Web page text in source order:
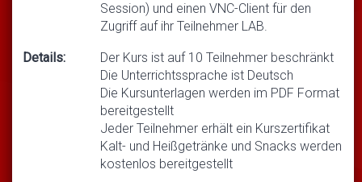
Session) und einen VNC-Client für den
Zugriff auf ihr Teilnehmer LAB.
Details:
Der Kurs ist auf 10 Teilnehmer beschränkt
Die Unterrichtssprache ist Deutsch
Die Kursunterlagen werden im PDF Format
bereitgestellt
Jeder Teilnehmer erhält ein Kurszertifikat
Kalt- und Heißgetränke und Snacks werden
kostenlos bereitgestellt